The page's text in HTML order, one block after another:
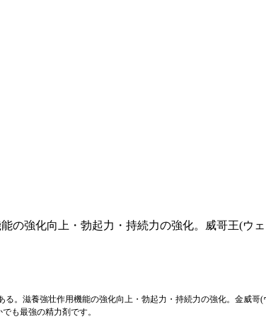
の強化向上・勃起力・持続力の強化。威哥王(ウ
る。滋養強壮作用機能の強化向上 ・ 勃起力 ・ 持続力の強化。金威哥(
も最強の精力剤です。